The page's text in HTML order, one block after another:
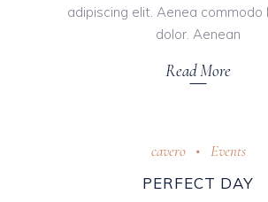
adipiscing elit. Aenea commodo
dolor. Aenean
Read More
cavero
Events
PERFECT DAY